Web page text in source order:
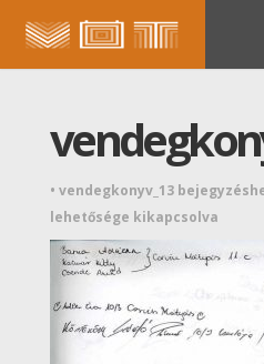
• vendegkonyv_13
lehetősége kikapcsolva